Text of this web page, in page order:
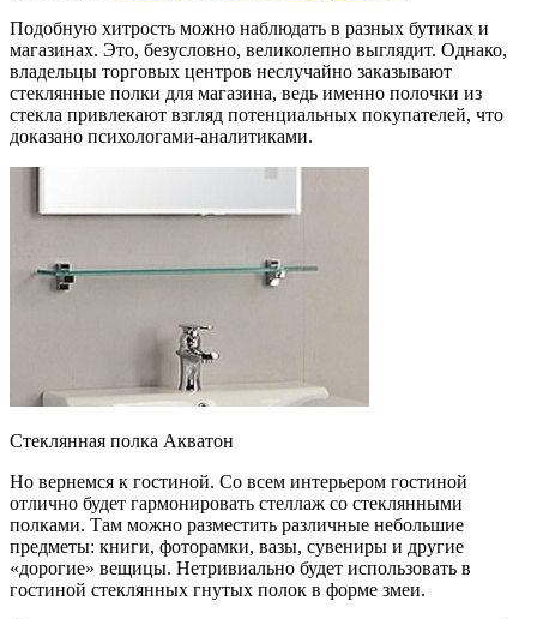
Подобную хитрость можно наблюдать в разных бутиках и
магазинах. Это, безусловно, великолепно выглядит. Однако,
владельцы торговых центров неслучайно заказывают
стеклянные полки для магазина, ведь именно полочки из
стекла привлекают взгляд потенциальных покупателей, что
доказано психологами-аналитиками.
Стеклянная полка Акватон
Но вернемся к гостиной. Со всем интерьером гостиной
отлично будет гармонировать стеллаж со стеклянными
полками. Там можно разместить различные небольшие
предметы: книги, фоторамки, вазы, сувениры и другие
«дорогие» вещицы. Нетривиально будет использовать в
гостиной стеклянных гнутых полок в форме змеи.